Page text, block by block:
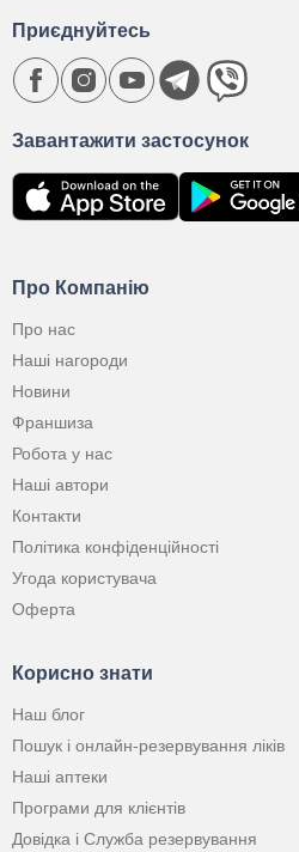
Про Компанію
Про нас
Наші нагороди
Новини
Франшиза
Робота у нас
Наші автори
Контакти
Політика конфіденційності
Угода користувача
Оферта
Корисно знати
Наш блог
Пошук і онлайн-резервування ліків
Наші аптеки
Програми для клієнтів
Довідка і Служба резервування
Завантажити застосунок
Приєднуйтесь